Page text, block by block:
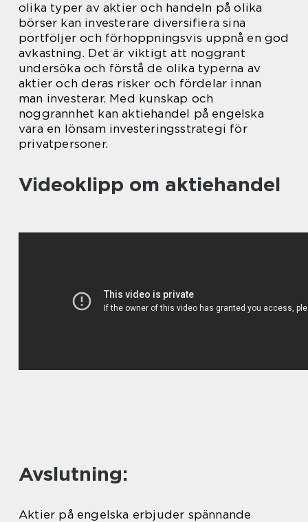
olika typer av aktier och handeln på olika
börser kan investerare diversifiera sina
portföljer och förhoppningsvis uppnå en god
avkastning. Det är viktigt att noggrant
undersöka och förstå de olika typerna av
aktier och deras risker och fördelar innan
man investerar. Med kunskap och
noggrannhet kan aktiehandel på engelska
vara en lönsam investeringsstrategi för
privatpersoner.
Videoklipp om aktiehandel
Avslutning:
Aktier på engelska erbjuder spännande